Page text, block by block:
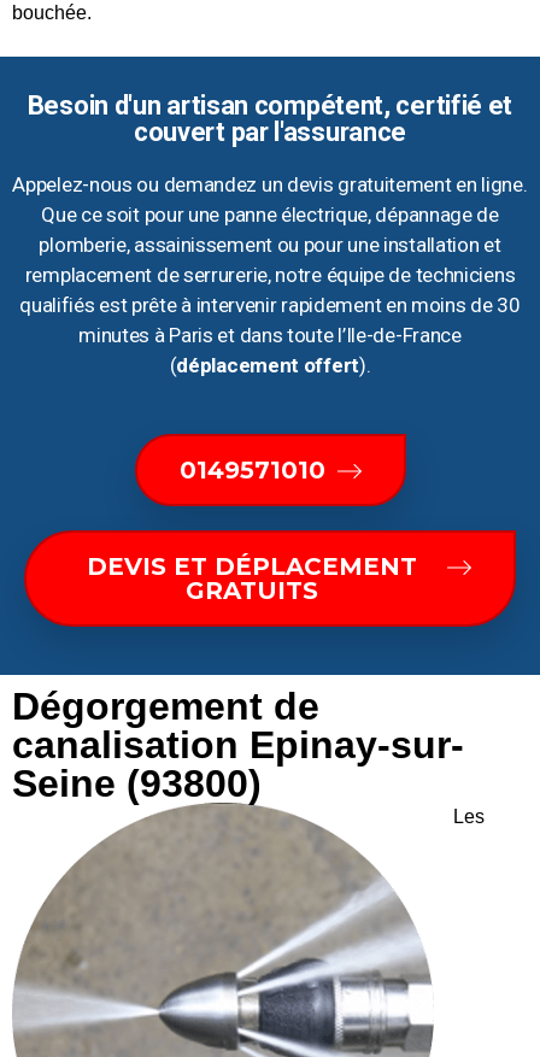
bouchée.
Besoin d'un artisan compétent, certifié et
couvert par l'assurance
Appelez-nous ou demandez un devis gratuitement en ligne.
Que ce soit pour une panne électrique, dépannage de
plomberie, assainissement ou pour une installation et
remplacement de serrurerie, notre équipe de techniciens
qualifiés est prête à intervenir rapidement en moins de 30
minutes à Paris et dans toute l’Ile-de-France
(déplacement offert).
0149571010
DEVIS ET DÉPLACEMENT
GRATUITS
Dégorgement de
canalisation Epinay-sur-
Seine (93800)
Les